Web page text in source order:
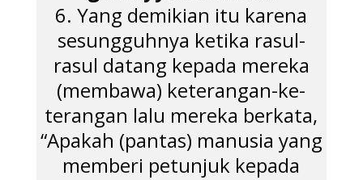
6. Yang demikian itu karena
sesungguhnya ketika rasul-
rasul datang kepada mereka
(membawa) keterangan-ke-
terangan lalu mereka berkata,
“Apakah (pantas) manusia yang
memberi petunjuk kepada